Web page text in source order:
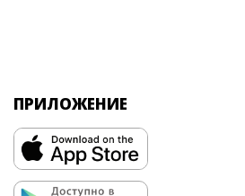
ПРИЛОЖЕНИЕ